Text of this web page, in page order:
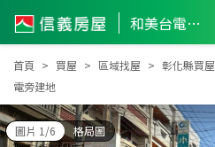
和美台電旁建地
首頁 買屋 區域找屋 彰化縣買屋
電旁建地
圖片 1/6 格局圖